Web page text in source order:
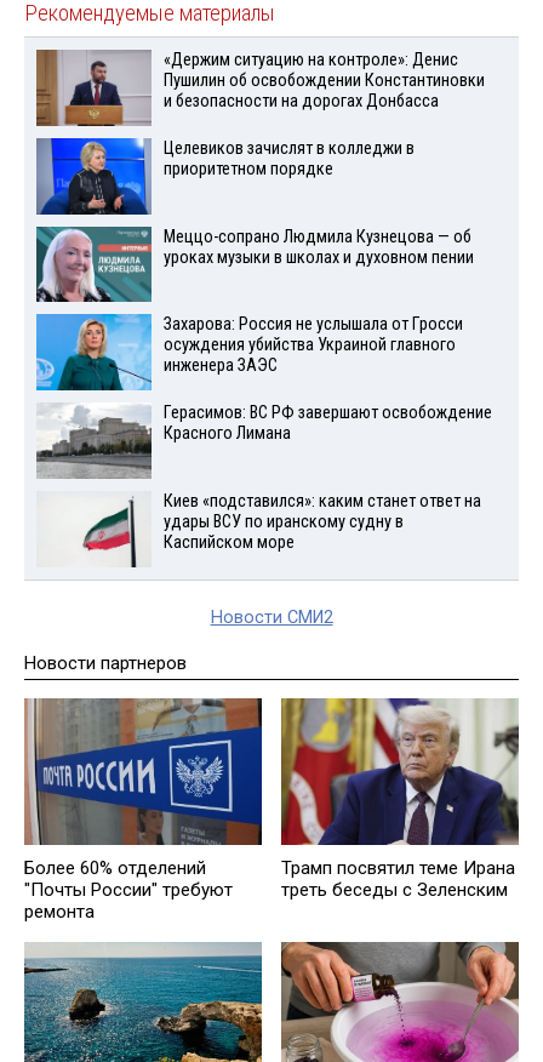
Рекомендуемые материалы
«Держим ситуацию на контроле»: Денис
Пушилин об освобождении Константиновки
и безопасности на дорогах Донбасса
Целевиков зачислят в колледжи в
приоритетном порядке
Меццо-сопрано Людмила Кузнецова — об
уроках музыки в школах и духовном пении
Захарова: Россия не услышала от Гросси
осуждения убийства Украиной главного
инженера ЗАЭС
Герасимов: ВС РФ завершают освобождение
Красного Лимана
Киев «подставился»: каким станет ответ на
удары ВСУ по иранскому судну в
Каспийском море
Новости СМИ2
Новости партнеров
Более 60% отделений
"Почты России" требуют
ремонта
Трамп посвятил теме Ирана
треть беседы с Зеленским